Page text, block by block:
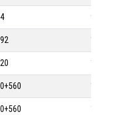
994-
1092-
1120-
1190-
1260-